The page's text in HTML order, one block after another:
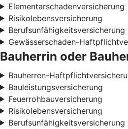
Elementarschadenversicherung
Risikolebensversicherung
Berufsunfähigkeitsversicherung
Gewässerschaden-
Bauherrin oder
Bauherren-
Bauleistungsversicherung
Feuerrohbauversicherung
Risikolebensversicherung
Berufsunfähigkeitsversicherung